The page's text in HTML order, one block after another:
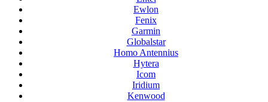
Ewlon
Fenix
Garmin
Globalstar
Homo Antennius
Hytera
Icom
Iridium
Kenwood